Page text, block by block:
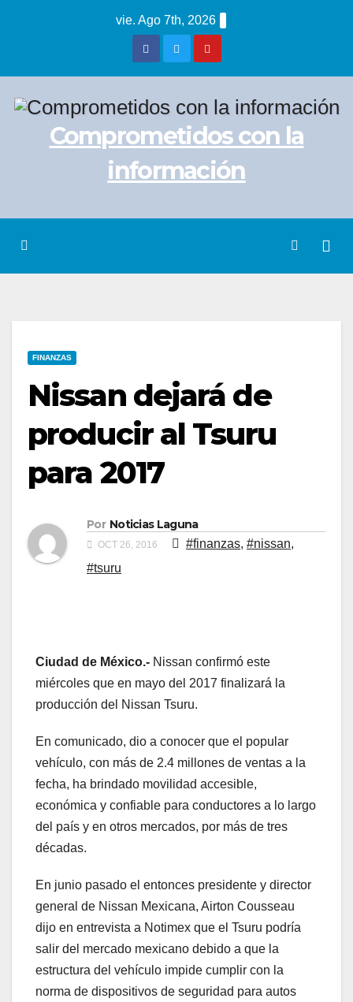
vie. Ago 7th, 2026
Comprometidos con la
información
FINANZAS
Nissan dejará de
producir al Tsuru
para 2017
Por Noticias Laguna
OCT 26, 2016 #finanzas, #nissan,
#tsuru
Ciudad de México.- Nissan confirmó este
miércoles que en mayo del 2017 finalizará la
producción del Nissan Tsuru.
En comunicado, dio a conocer que el popular
vehículo, con más de 2.4 millones de ventas a la
fecha, ha brindado movilidad accesible,
económica y confiable para conductores a lo largo
del país y en otros mercados, por más de tres
décadas.
En junio pasado el entonces presidente y director
general de Nissan Mexicana, Airton Cousseau
dijo en entrevista a Notimex que el Tsuru podría
salir del mercado mexicano debido a que la
estructura del vehículo impide cumplir con la
norma de dispositivos de seguridad para autos